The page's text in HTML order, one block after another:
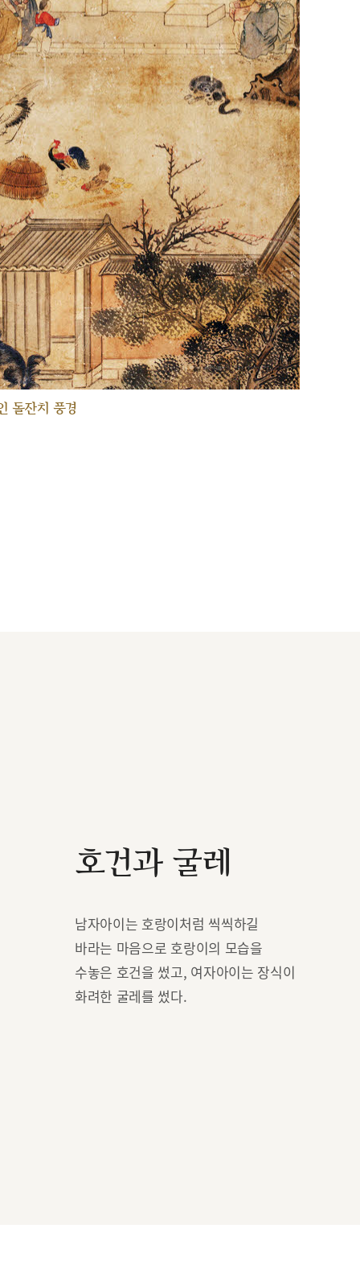
돌잔치 풍경
호건과 굴레
남자아이는 호랑이처럼 씩씩하길
바라는 마음으로 호랑이의 모습을
수놓은 호건을 썼고, 여자아이는 장식이
화려한 굴레를 썼다.